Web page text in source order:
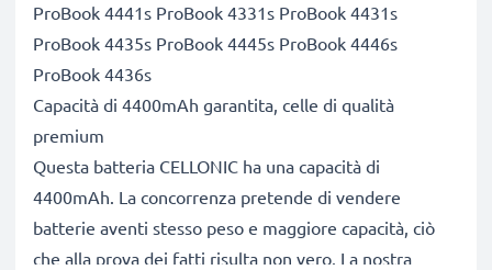
ProBook 4441s ProBook 4331s ProBook 4431s
ProBook 4435s ProBook 4445s ProBook 4446s
ProBook 4436s
Capacità di 4400mAh garantita, celle di qualità
premium
Questa batteria CELLONIC ha una capacità di
4400mAh. La concorrenza pretende di vendere
batterie aventi stesso peso e maggiore capacità, ciò
che alla prova dei fatti risulta non vero. La nostra